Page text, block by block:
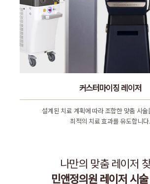
커스터마이징 레이저
설계된 치료 계획에 따라 조합한 맞춤 시술
최적의 치료 효과를 유도합니다.
나만의 맞춤 레이저 찾
민앤정의원 레이저 시